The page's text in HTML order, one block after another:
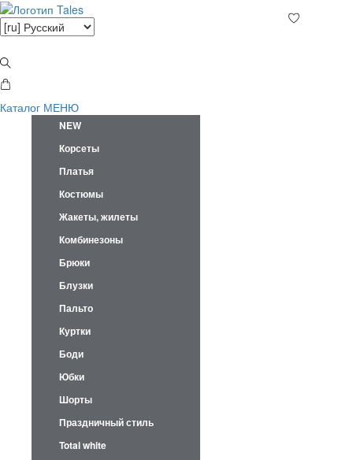
Каталог МЕНЮ
NEW
Корсеты
Платья
Костюмы
Жакеты, жилеты
Комбинезоны
Брюки
Блузки
Пальто
Куртки
Боди
Юбки
Шорты
Праздничный стиль
Total white